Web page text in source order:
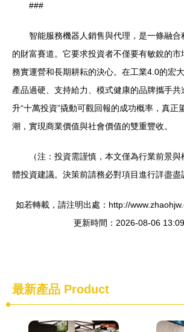
###
智能服務機器人銷售與代理，是一條融
的財富賽道。它要求投資者不僅要有敏銳的
務實運營和長期耕耘的決心。在工業4.0的宏
產品過硬、支持給力、模式健康的品牌攜手共
升“十萬投資”撬動可觀回報的成功概率，真正
潮，實現商業價值與社會價值的雙重豐收。
（注：投資需謹慎，本文僅為行業前景
體投資建議。決策前請務必對項目進行詳盡盡
如若轉載，請注明出處：http://
更新時間：2026-08-06
最新產品 Product